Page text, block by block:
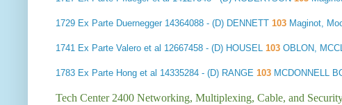
1729 Ex Parte Duernegger 14364088 - (D) DENNETT 103 Maginot,
1741 Ex Parte Valero et al 12667458 - (D) HOUSEL 103 OBLON,
1783 Ex Parte Hong et al 14335284 - (D) RANGE 103 MCDONNELL
Tech Center 2400 Networking, Multiplexing, Cable, and